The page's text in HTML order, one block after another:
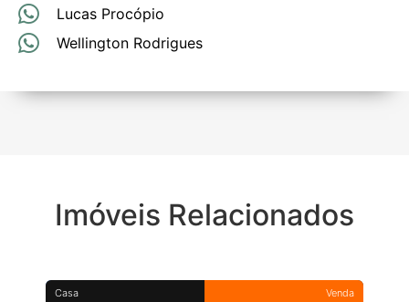
Lucas Procópio
Wellington Rodrigues
Imóveis Relacionados
Venda
Casa